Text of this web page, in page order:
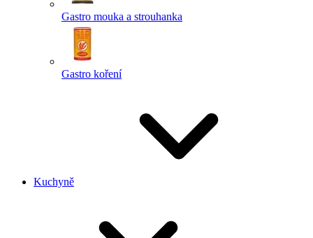
Gastro mouka a strouhanka
Gastro koření
Kuchyně